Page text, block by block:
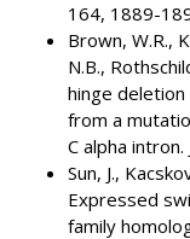
164, 1889-
Brown, W.R.,
N.B.,
hinge
from a
C alpha
Sun, J.,
Expressed
family